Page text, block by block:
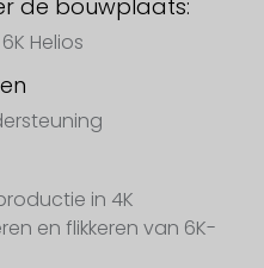
de bouwplaats:
Helios
in 4K
en flikkeren van 6K-